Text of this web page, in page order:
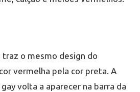
o mesmo design do
vermelha pela cor preta. A
volta a aparecer na barra da